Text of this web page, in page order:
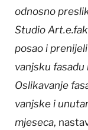
odnosno
Studio
posao i
vanjsku
Oslikavanje
vanjske i
mjeseca,